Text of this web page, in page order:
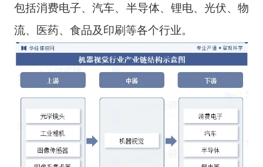
包括消费电子、汽车、半导体、锂电、光伏、物
流、医药、食品及印刷等各个行业。